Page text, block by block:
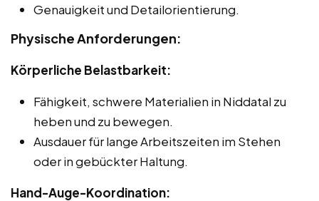
Genauigkeit und Detailorientierung.
Physische Anforderungen:
Körperliche Belastbarkeit:
Fähigkeit, schwere Materialien in Niddatal zu
heben und zu bewegen.
Ausdauer für lange Arbeitszeiten im Stehen
oder in gebückter Haltung.
Hand-Auge-Koordination: